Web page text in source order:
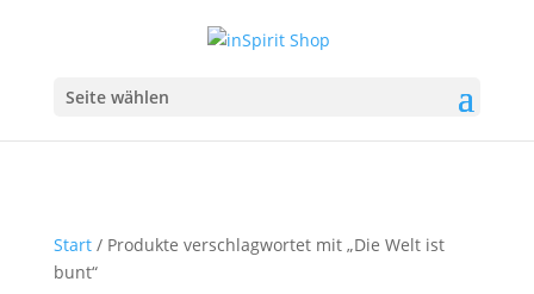
Seite wählen
Start/ Produkte verschlagwortet mit „Die Welt ist
bunt“